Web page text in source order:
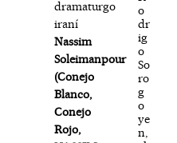
dramaturgo
iraní
Nassim
Soleimanpour
(Conejo
Blanco,
Conejo
Rojo,
o
dr
ig
o
So
ro
g
o
ye
n,